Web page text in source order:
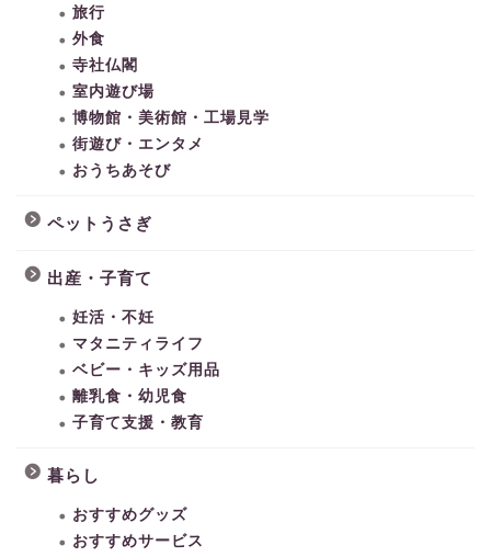
旅行
外食
寺社仏閣
室内遊び場
博物館・美術館・工場見学
街遊び・エンタメ
おうちあそび
ペットうさぎ
出産・子育て
妊活・不妊
マタニティライフ
ベビー・キッズ用品
離乳食・幼児食
子育て支援・教育
暮らし
おすすめグッズ
おすすめサービス